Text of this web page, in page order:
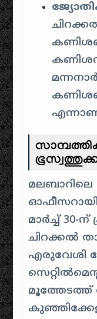
എന്നാണ്
മാർച്ച് 30-
ചിറക്കൽ
എരുവേശി